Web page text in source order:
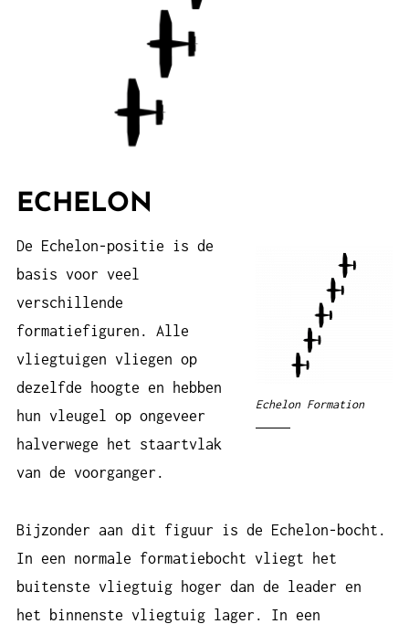
ECHELON
Echelon Formation
De Echelon-positie is de
basis voor veel
verschillende
formatiefiguren. Alle
vliegtuigen vliegen op
dezelfde hoogte en hebben
hun vleugel op ongeveer
halverwege het staartvlak
van de voorganger.
Bijzonder aan dit figuur is de Echelon-bocht.
In een normale formatiebocht vliegt het
buitenste vliegtuig hoger dan de leader en
het binnenste vliegtuig lager. In een